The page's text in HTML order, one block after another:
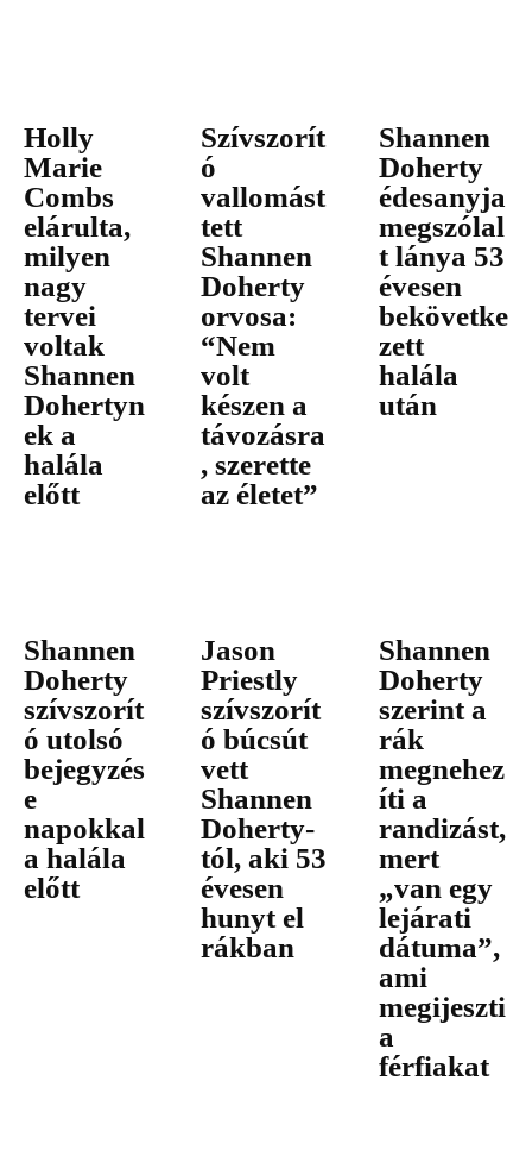
Holly
Marie
Combs
elárulta,
milyen
nagy
tervei
voltak
Shannen
Dohertyn
ek a
halála
előtt
Szívszorít
ó
vallomást
tett
Shannen
Doherty
orvosa:
“Nem
volt
készen a
távozásra
, szerette
az életet”
Shannen
Doherty
édesanyja
megszólal
t lánya 53
évesen
bekövetke
zett
halála
után
Shannen
Doherty
szívszorít
ó utolsó
bejegyzés
e
napokkal
a halála
előtt
Jason
Priestly
szívszorít
ó búcsút
vett
Shannen
Doherty-
tól, aki 53
évesen
hunyt el
rákban
Shannen
Doherty
szerint a
rák
megnehez
íti a
randizást,
mert
„van egy
lejárati
dátuma”,
ami
megijeszti
a
férfiakat